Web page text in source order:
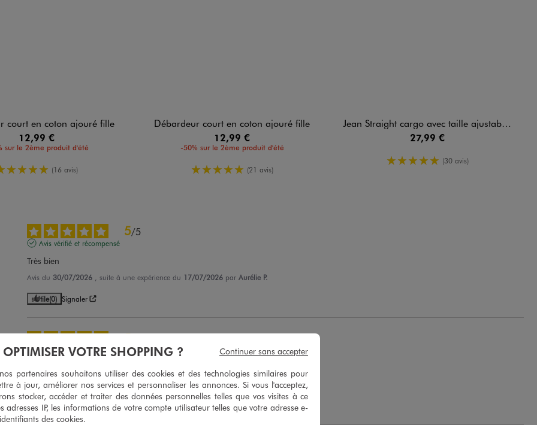
court en coton ajouré fille
12,99 €
sur le 2ème produit d'été
5/5 de moyenne
(16 avis)
Débardeur court en coton ajouré fille
12,99 €
-50% sur le 2ème produit d'été
5/5 de moyenne
(21 avis)
Jean Straight cargo avec taille ajustable fille
27,99 €
5/5 de moyenne
(30 avis)
5/5
Avis vérifié et récompensé
Très bien
Avis du 30/07/2026 , suite à une expérience du 17/07/2026 par Aurélie P.
Utile(0) Signaler
5
Avis vérifié et récompensé
Très bien
Avis du29/07/2026 , suite à une expérience du16/07/2026 par A.V.
Utile (0) Signaler
OPTIMISER VOTRE SHOPPING ?
partenaires souhaitons utiliser des cookies et des technologies similaires pour
à jour, améliorer nos services et personnaliser les annonces. Si vous l'acceptez,
stocker, accéder et traiter des données personnelles telles que vos visites à ce
adresses IP, les informations de votre compte utilisateur telles que votre adresse e-
des cookies.
Continuer sans accepter